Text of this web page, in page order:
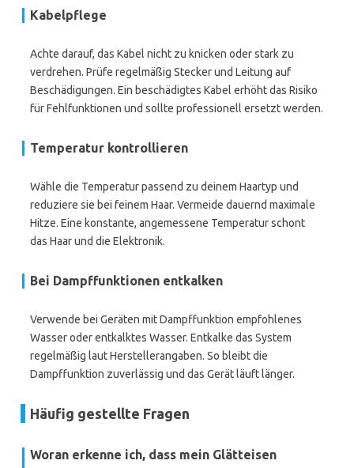
Kabelpflege
Achte darauf, das Kabel nicht zu knicken oder stark zu
verdrehen. Prüfe regelmäßig Stecker und Leitung auf
Beschädigungen. Ein beschädigtes Kabel erhöht das Risiko
für Fehlfunktionen und sollte professionell ersetzt werden.
Temperatur kontrollieren
Wähle die Temperatur passend zu deinem Haartyp und
reduziere sie bei feinem Haar. Vermeide dauernd maximale
Hitze. Eine konstante, angemessene Temperatur schont
das Haar und die Elektronik.
Bei Dampffunktionen entkalken
Verwende bei Geräten mit Dampffunktion empfohlenes
Wasser oder entkalktes Wasser. Entkalke das System
regelmäßig laut Herstellerangaben. So bleibt die
Dampffunktion zuverlässig und das Gerät läuft länger.
Häufig gestellte Fragen
Woran erkenne ich, dass mein Glätteisen